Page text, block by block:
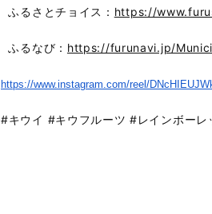
ふるさとチョイス： https://
ふるなび： https://furunavi.jp/
https://www.instagram.com/reel/
#キウイ #キウフルーツ #レインボー